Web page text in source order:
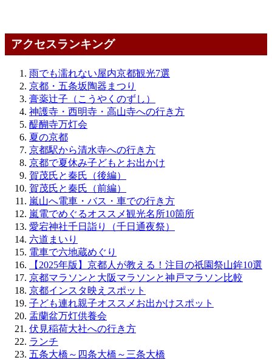
アクセスランキング
雨でも濡れない屋内京都観光7選
京都・五条坂陶器まつり
膏薬辻子（こうやくのずし）
神護寺・西明寺・高山寺への行き方
醍醐寺万灯会
夏の京都
京都駅から清水寺への行き方
京都で夏休み子どもとお出かけ
賀茂氏と秦氏（後編）
賀茂氏と秦氏（前編）
嵐山へ電車・バス・車での行き方
嵐電でめぐるオススメ観光名所10箇所
愛宕神社千日詣り（千日通夜祭）
六道まいり
電車で六地蔵めぐり
【2025年版】京都人が教える！注目の祇園祭山鉾10選
京都マラソンと大阪マラソンと神戸マラソン比較
京都インスタ映えスポット
子ども連れ親子オススメお出かけスポット
盂蘭盆万灯供養会
伏見稲荷大社への行き方
ランチ
五条大橋～四条大橋～三条大橋